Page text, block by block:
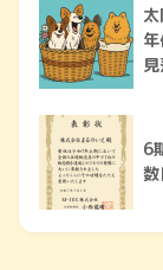
6
数